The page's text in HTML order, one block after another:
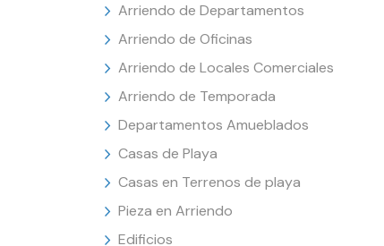
Arriendo de Departamentos
Arriendo de Oficinas
Arriendo de Locales Comerciales
Arriendo de Temporada
Departamentos Amueblados
Casas de Playa
Casas en Terrenos de playa
Pieza en Arriendo
Edificios